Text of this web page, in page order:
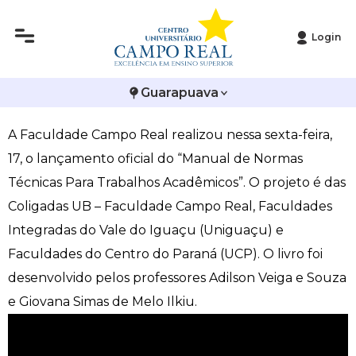
Login
Guarapuava
Campo Real lança “Manual de Normas Técnicas
Para Trabalhos Acadêmicos”
A Faculdade Campo Real realizou nessa sexta-feira,
17, o lançamento oficial do “Manual de Normas
Técnicas Para Trabalhos Acadêmicos”. O projeto é das
Coligadas UB – Faculdade Campo Real, Faculdades
Integradas do Vale do Iguaçu (Uniguaçu) e
Faculdades do Centro do Paraná (UCP). O livro foi
desenvolvido pelos professores Adilson Veiga e Souza
e Giovana Simas de Melo Ilkiu.
Infraestrutura
Editais
Publicações Institucionais
Arquitetura e Urbanismo
Biomedicina
Ciências Contábeis
Direito
Enfermagem
Engenharia Agronômica
Vestibular de Inverno
Vestibular de Medicina
2ª Via de Boleto
Atestado de Matrícula
Atividades Complementares e Sociais
Biblioteca
Calendário Acadêmico
Calendário de Provas
Carteirinha de Estudante
Avalie a Campo Real
Bolsas e Incentivos
CPA
COLAP
Comissão de Ética no Uso de Animais
Comitê de Ética em Pesquisa
Diploma Digital